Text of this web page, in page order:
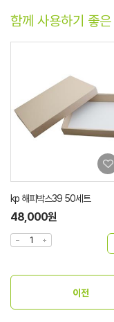
함께 사용하기 좋은
kp 해피박스39 50세트
48,000원